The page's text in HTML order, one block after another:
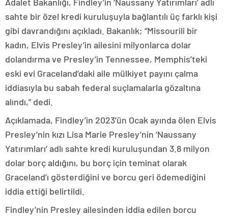
sahte bir özel kredi kuruluşuyla bağlantılı üç farklı kişi
gibi davrandığını açıkladı. Bakanlık; “Missourili bir
kadın, Elvis Presley’in ailesini milyonlarca dolar
dolandırma ve Presley’in Tennessee, Memphis’teki
eski evi Graceland’daki aile mülkiyet payını çalma
iddiasıyla bu sabah federal suçlamalarla gözaltına
alındı,” dedi.
Açıklamada, Findley’in 2023’ün Ocak ayında ölen Elvis
Presley’nin kızı Lisa Marie Presley’nin ‘Naussany
Yatırımları’ adlı sahte kredi kuruluşundan 3.8 milyon
dolar borç aldığını, bu borç için teminat olarak
Graceland’ı gösterdiğini ve borcu geri ödemediğini
iddia ettiği belirtildi.
Findley’nin Presley ailesinden iddia edilen borcu